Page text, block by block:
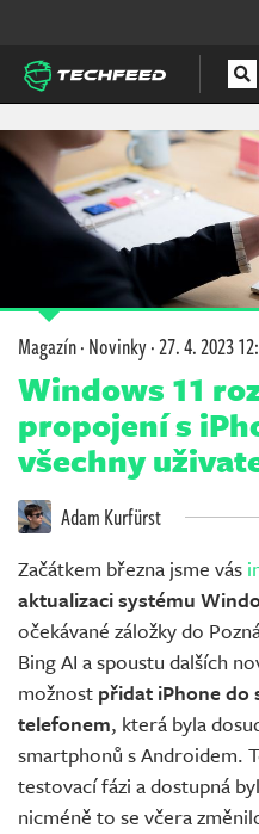
Magazín
Videa
Magazín·Novinky·27. 4. 2023
Windows 11
propojení s
všechny
Adam Kurfürst
Začátkem března jsme vás
aktualizaci systému
očekávané záložky do
Bing AI a spoustu dalších
možnost přidat iPhone do
telefonem, která byla
smartphonů s Androidem.
testovací fázi a dostupná
nicméně to se včera